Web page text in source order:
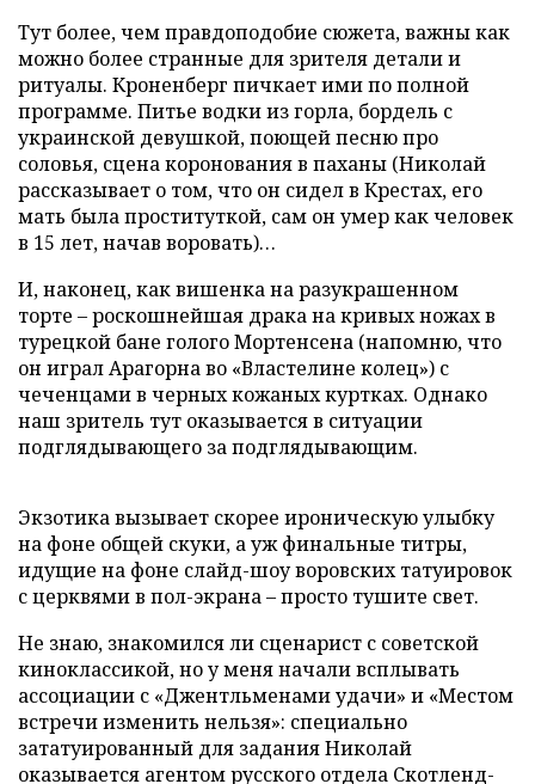
Тут более, чем правдоподобие сюжета, важны как
можно более странные для зрителя детали и
ритуалы. Кроненберг пичкает ими по полной
программе. Питье водки из горла, бордель с
украинской девушкой, поющей песню про
соловья, сцена коронования в паханы (Николай
рассказывает о том, что он сидел в Крестах, его
мать была проституткой, сам он умер как человек
в 15 лет, начав воровать)…
И, наконец, как вишенка на разукрашенном
торте – роскошнейшая драка на кривых ножах в
турецкой бане голого Мортенсена (напомню, что
он играл Арагорна во «Властелине колец») с
чеченцами в черных кожаных куртках. Однако
наш зритель тут оказывается в ситуации
подглядывающего за подглядывающим.
Экзотика вызывает скорее ироническую улыбку
на фоне общей скуки, а уж финальные титры,
идущие на фоне слайд-шоу воровских татуировок
с церквями в пол-экрана – просто тушите свет.
Не знаю, знакомился ли сценарист с советской
киноклассикой, но у меня начали всплывать
ассоциации с «Джентльменами удачи» и «Местом
встречи изменить нельзя»: специально
зататуированный для задания Николай
оказывается агентом русского отдела Скотленд-